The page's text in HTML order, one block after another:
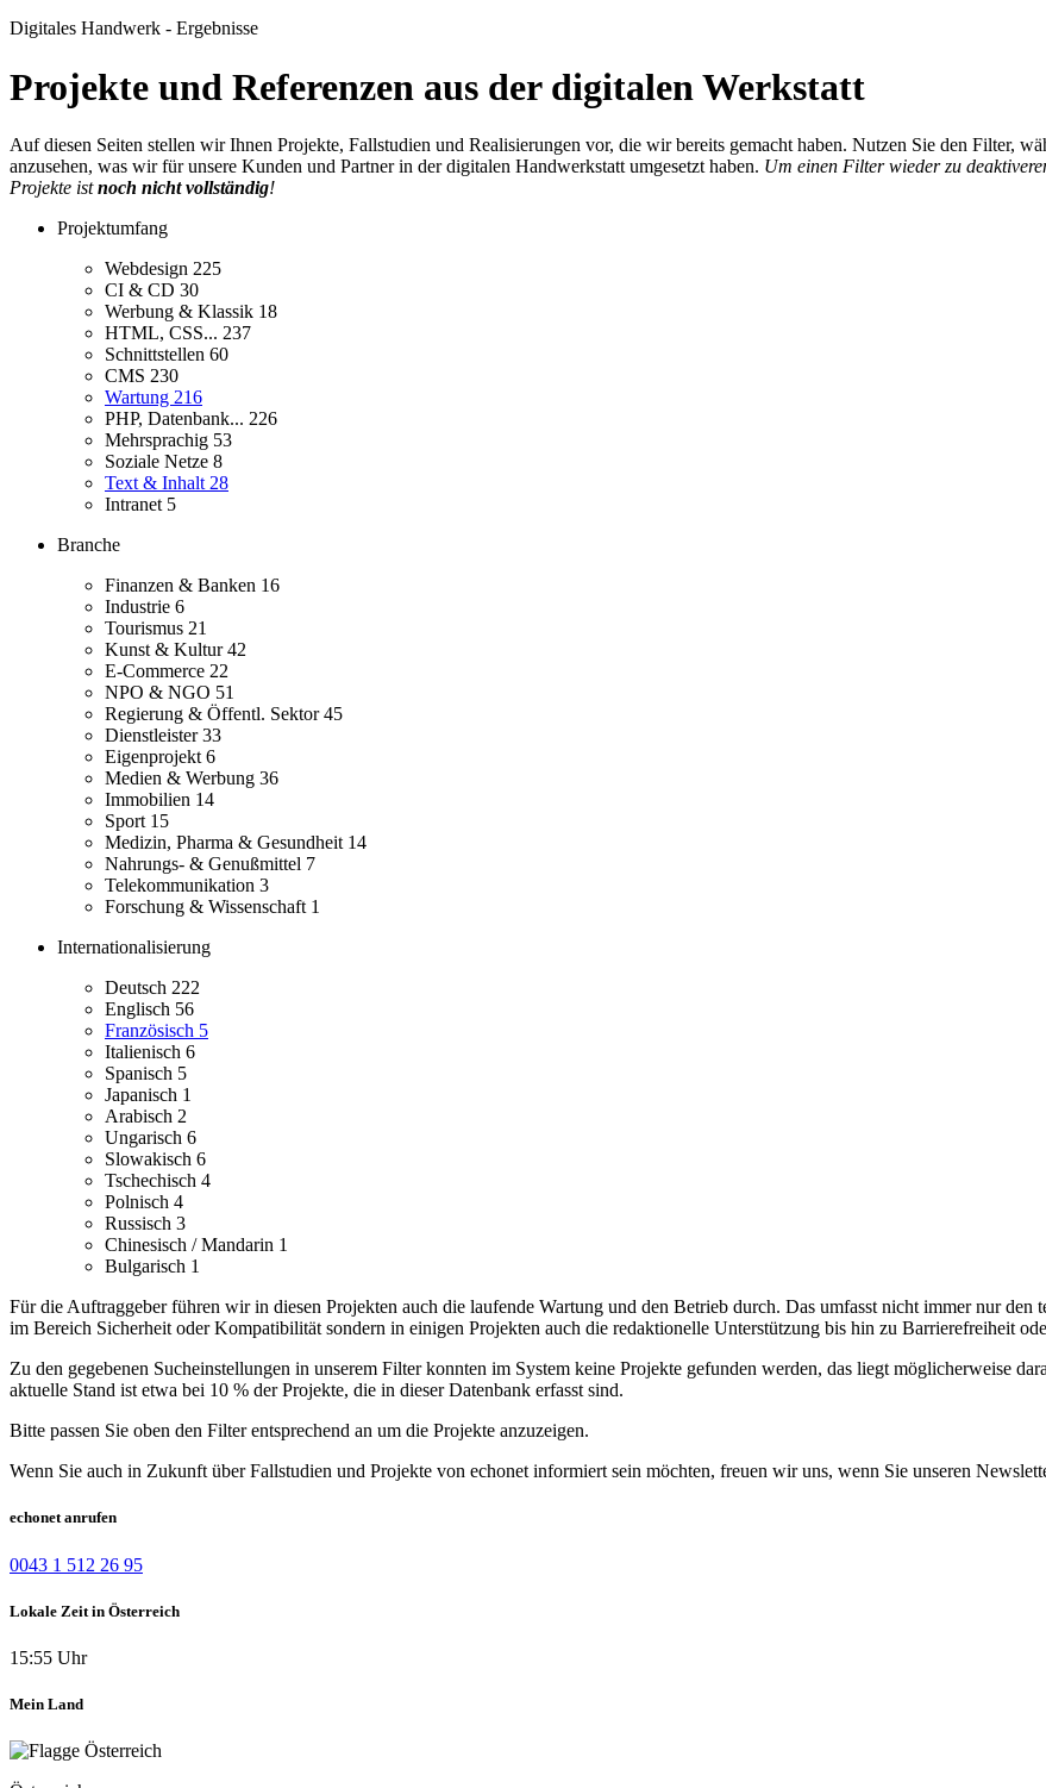
Digitales Handwerk - Ergebnisse
Projekte und Referenzen aus der digitalen Werkstatt
Auf diesen Seiten stellen wir Ihnen Projekte, Fallstudien und Realisierungen vor, die wir bereits gemacht haben. Nutzen Sie den Filter,
anzusehen, was wir für unsere Kunden und Partner in der digitalen Handwerkstatt umgesetzt haben. Um einen Filter wieder zu
Projekte istnoch nicht vollständig!
Projektumfang
Webdesign 225
CI & CD 30
Werbung & Klassik 18
HTML, CSS... 237
Schnittstellen 60
CMS 230
Wartung 216
PHP, Datenbank... 226
Mehrsprachig 53
Soziale Netze 8
Text & Inhalt 28
Intranet 5
Branche
Finanzen & Banken 16
Industrie 6
Tourismus 21
Kunst & Kultur42
E-Commerce 22
NPO & NGO 51
Regierung & Öffentl. Sektor45
Dienstleister33
Eigenprojekt 6
Medien & Werbung 36
Immobilien 14
Sport 15
Medizin, Pharma & Gesundheit 14
Nahrungs- & Genußmittel 7
Telekommunikation 3
Forschung & Wissenschaft 1
Internationalisierung
Deutsch 222
Englisch 56
Französisch 5
Italienisch 6
Spanisch 5
Japanisch 1
Arabisch 2
Ungarisch 6
Slowakisch 6
Tschechisch 4
Polnisch 4
Russisch 3
Chinesisch / Mandarin 1
Bulgarisch 1
Für die Auftraggeber führen wir in diesen Projekten auch die laufende Wartung und den Betrieb durch. Das umfasst nicht immer nur den
im Bereich Sicherheit oder Kompatibilität sondern in einigen Projekten auch die redaktionelle Unterstützung bis hin zu Barrierefreiheit
Zu den gegebenen Sucheinstellungen in unserem Filter konnten im System keine Projekte gefunden werden, das liegt möglicherweise
aktuelle Stand ist etwa bei 10 % der Projekte, die in dieser Datenbank erfasst sind.
Bitte passen Sie oben den Filter entsprechend an um die Projekte anzuzeigen.
Wenn Sie auch in Zukunft über Fallstudien und Projekte von echonet informiert sein möchten, freuen wir uns, wenn Sie unseren
echonet anrufen
0043 1 512 26 95
Lokale Zeit in Österreich
15:55 Uhr
Mein Land